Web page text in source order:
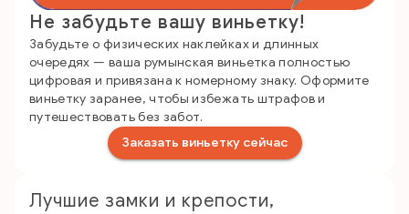
Не забудьте вашу виньетку!
Забудьте о физических наклейках и длинных
очередях — ваша румынская виньетка полностью
цифровая и привязана к номерному знаку. Оформите
виньетку заранее, чтобы избежать штрафов и
путешествовать без забот.
Заказать виньетку сейчас
Лучшие замки и крепости,